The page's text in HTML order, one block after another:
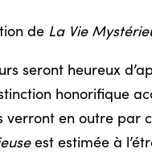
de La Vie
seront heureux
honorifique
verront en outre par
est estimée à